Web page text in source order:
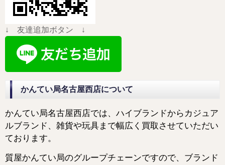
↓ 友達追加ボタン ↓
かんてい局名古屋西店について
かんてい局名古屋西店では、ハイブランドからカジュア
ルブランド、雑貨や玩具まで幅広く買取させていただい
ております。
質屋かんてい局のグループチェーンですので、ブランド